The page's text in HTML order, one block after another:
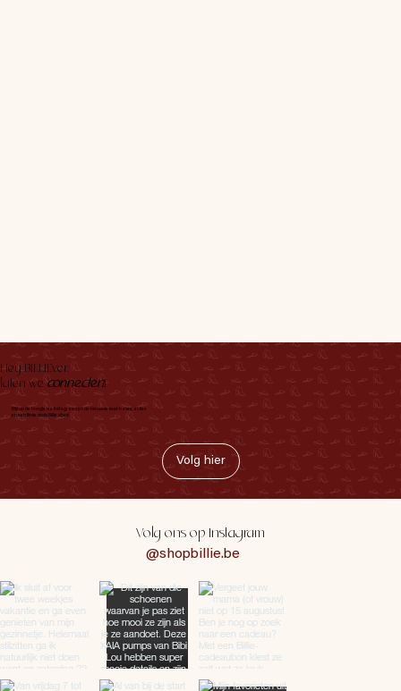
Hey BILLIEver,
laten we connecten!
Blijf op de hoogte via Instagram van de nieuwste must-haves, acties
en een flinke dosis Billie vibes!
Volg hier
Volg ons op Instagram
@shopbillie.be